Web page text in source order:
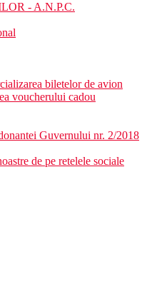
- A.N.P.C.
biletelor de avion
voucherului cadou
Guvernului nr. 2/2018
de pe retelele sociale